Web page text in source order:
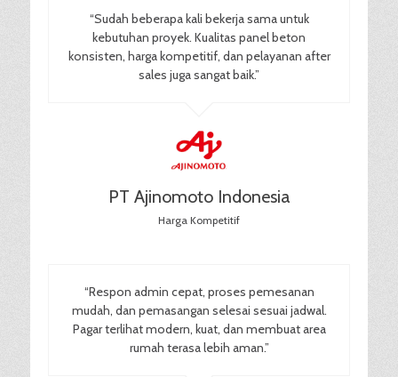
“Sudah beberapa kali bekerja sama untuk
kebutuhan proyek. Kualitas panel beton
konsisten, harga kompetitif, dan pelayanan after
sales juga sangat baik.”
PT Ajinomoto Indonesia
Harga Kompetitif
“Respon admin cepat, proses pemesanan
mudah, dan pemasangan selesai sesuai jadwal.
Pagar terlihat modern, kuat, dan membuat area
rumah terasa lebih aman.”